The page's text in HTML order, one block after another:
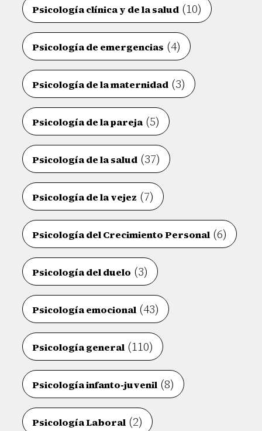
Psicología clínica y de la salud (10)
Psicología de emergencias (4)
Psicología de la maternidad (3)
Psicología de la pareja(5)
Psicología de la salud (37)
Psicología de la vejez (7)
Psicología del Crecimiento Personal (6)
Psicología del duelo (3)
Psicología emocional (43)
Psicología general (110)
Psicología infanto-juvenil (8)
Psicología Laboral (2)